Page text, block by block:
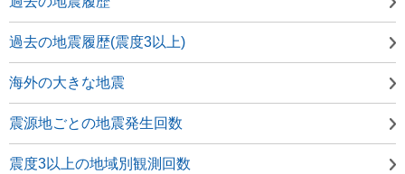
過去の地震履歴(震度3以上)
海外の大きな地震
震源地ごとの地震発生回数
震度3以上の地域別観測回数